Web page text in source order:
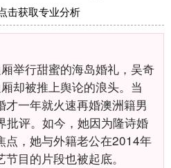
击获取专业分析
举行甜蜜的海岛婚礼，吴奇
却被推上舆论的浪头。当
一年就火速再婚澳洲籍男
批评。如今，她因为隆诗婚
点，她与外籍老公在2014年
目的片段也被起底。